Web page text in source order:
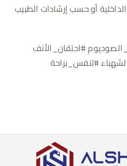
أو حسب إرشادات الطبيب
#احتقان_الأنف
#تنفس_براحة